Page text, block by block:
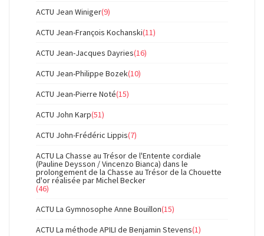
ACTU Jean Winiger(9)
ACTU Jean-François Kochanski(11)
ACTU Jean-Jacques Dayries(16)
ACTU Jean-Philippe Bozek(10)
ACTU Jean-Pierre Noté(15)
ACTU John Karp(51)
ACTU John-Frédéric Lippis(7)
ACTU La Chasse au Trésor de l'Entente cordiale
(Pauline Deysson / Vincenzo Bianca) dans le
prolongement de la Chasse au Trésor de la Chouette
d'or réalisée par Michel Becker
(46)
ACTU La Gymnosophe Anne Bouillon(15)
ACTU La méthode APILI de Benjamin Stevens(1)